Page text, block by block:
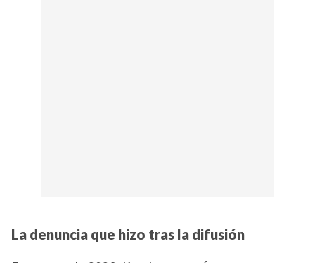
La denuncia que hizo tras la difusión